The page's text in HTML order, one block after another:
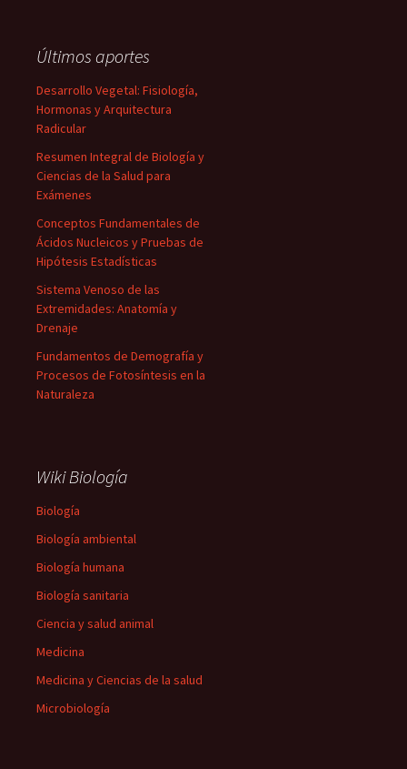
Últimos aportes
Desarrollo Vegetal: Fisiología,
Hormonas y Arquitectura
Radicular
Resumen Integral de Biología y
Ciencias de la Salud para
Exámenes
Conceptos Fundamentales de
Ácidos Nucleicos y Pruebas de
Hipótesis Estadísticas
Sistema Venoso de las
Extremidades: Anatomía y
Drenaje
Fundamentos de Demografía y
Procesos de Fotosíntesis en la
Naturaleza
Wiki Biología
Biología
Biología ambiental
Biología humana
Biología sanitaria
Ciencia y salud animal
Medicina
Medicina y Ciencias de la salud
Microbiología